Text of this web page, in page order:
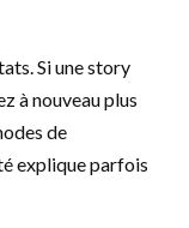
Si une story
à nouveau plus
de
explique parfois